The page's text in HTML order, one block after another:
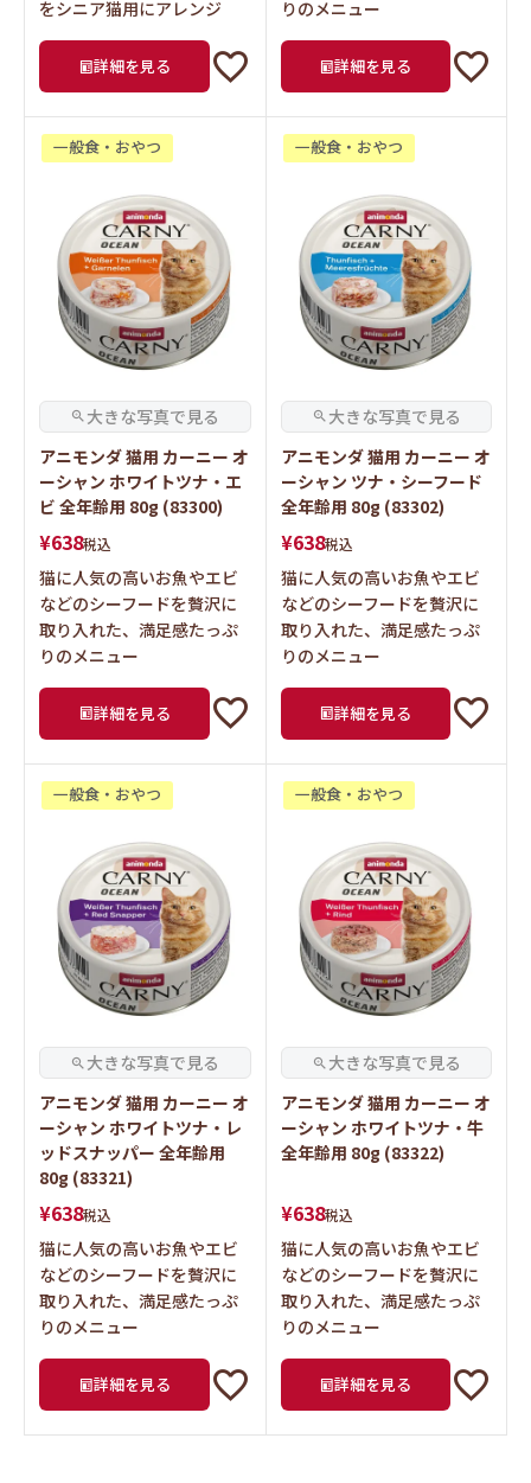
をシニア猫用にアレンジ
詳細を見る
りのメニュー
詳細を見る
一般食・おやつ
アニモンダ 猫用 カーニー オ
ーシャン ホワイトツナ・エ
ビ 全年齢用 80g (83300)
¥638税込
猫に人気の高いお魚やエビ
などのシーフードを贅沢に
取り入れた、満足感たっぷ
りのメニュー
詳細を見る
一般食・おやつ
アニモンダ 猫用 カーニー オ
ーシャン ツナ・シーフード
全年齢用 80g (83302)
¥638税込
猫に人気の高いお魚やエビ
などのシーフードを贅沢に
取り入れた、満足感たっぷ
りのメニュー
詳細を見る
一般食・おやつ
アニモンダ 猫用 カーニー オ
ーシャン ホワイトツナ・レ
ッドスナッパー 全年齢用
80g (83321)
¥638税込
猫に人気の高いお魚やエビ
などのシーフードを贅沢に
取り入れた、満足感たっぷ
りのメニュー
詳細を見る
一般食・おやつ
アニモンダ 猫用 カーニー オ
ーシャン ホワイトツナ・牛
全年齢用 80g (83322)
¥638税込
猫に人気の高いお魚やエビ
などのシーフードを贅沢に
取り入れた、満足感たっぷ
りのメニュー
詳細を見る